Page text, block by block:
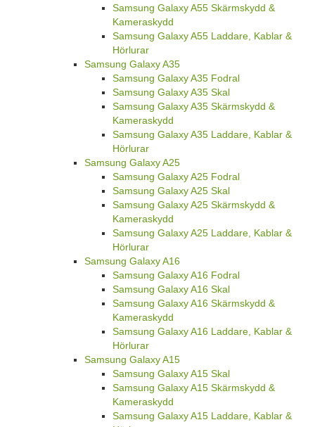
Samsung Galaxy A55 Skärmskydd &
Kameraskydd
Samsung Galaxy A55 Laddare, Kablar &
Hörlurar
Samsung Galaxy A35
Samsung Galaxy A35 Fodral
Samsung Galaxy A35 Skal
Samsung Galaxy A35 Skärmskydd &
Kameraskydd
Samsung Galaxy A35 Laddare, Kablar &
Hörlurar
Samsung Galaxy A25
Samsung Galaxy A25 Fodral
Samsung Galaxy A25 Skal
Samsung Galaxy A25 Skärmskydd &
Kameraskydd
Samsung Galaxy A25 Laddare, Kablar &
Hörlurar
Samsung Galaxy A16
Samsung Galaxy A16 Fodral
Samsung Galaxy A16 Skal
Samsung Galaxy A16 Skärmskydd &
Kameraskydd
Samsung Galaxy A16 Laddare, Kablar &
Hörlurar
Samsung Galaxy A15
Samsung Galaxy A15 Skal
Samsung Galaxy A15 Skärmskydd &
Kameraskydd
Samsung Galaxy A15 Laddare, Kablar &